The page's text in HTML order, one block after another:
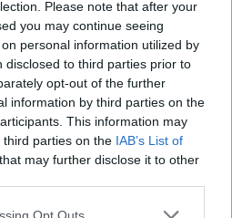
Please note that after your
you may continue seeing
personal information utilized by
disclosed to third parties prior to
opt-out of the further
information by third parties on the
This information may
parties on the IAB’s List of
that may further disclose it to other
app uses one or more Google
Opt Outs
με μέλι,
με καστανό
burger; Σταθερή αξία, αυτό με
κρεμμύδια και το